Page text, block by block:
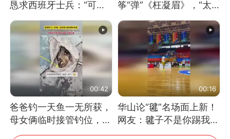
恳求西班牙士兵：“可不
可以不要把我遣返回国”
筝“弹”《枉凝眉》，“太
像了～你是吃古筝长大的
吗？”“或将成为首位考级
不带古筝的选手。”（来
源：新华每日电讯）
00:42
爸爸钓一天鱼一无所获，
母女俩临时接管钓位，用
玩具鱼竿钓上大鱼
00:16
华山论“毽”名场面上新！
网友：毽子不是你踢我
捡，我踢你捡吗